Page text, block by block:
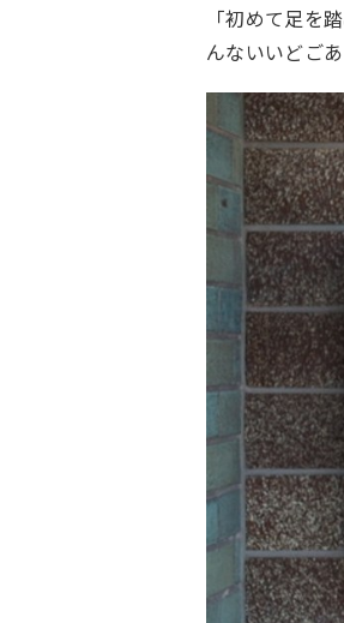
「初めて足を
んないいどご